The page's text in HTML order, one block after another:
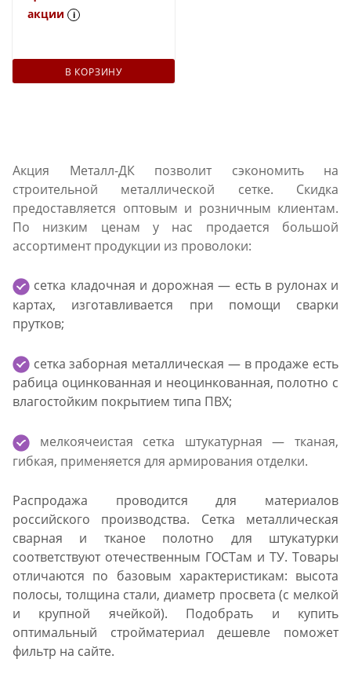
акции
i
В КОРЗИНУ
Акция Металл-ДК позволит сэкономить на
строительной металлической сетке. Скидка
предоставляется оптовым и розничным клиентам.
По низким ценам у нас продается большой
ассортимент продукции из проволоки:
сетка кладочная и дорожная — есть в рулонах и
картах, изготавливается при помощи сварки
прутков;
сетка заборная металлическая — в продаже есть
рабица оцинкованная и неоцинкованная, полотно с
влагостойким покрытием типа ПВХ;
мелкоячеистая сетка штукатурная — тканая,
гибкая, применяется для армирования отделки.
Распродажа проводится для материалов
российского производства. Сетка металлическая
сварная и тканое полотно для штукатурки
соответствуют отечественным ГОСТам и ТУ. Товары
отличаются по базовым характеристикам: высота
полосы, толщина стали, диаметр просвета (с мелкой
и крупной ячейкой). Подобрать и купить
оптимальный стройматериал дешевле поможет
фильтр на сайте.